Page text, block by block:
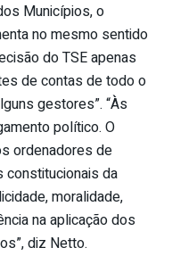
Municípios, o
no mesmo sentido
do TSE apenas
de contas de todo o
gestores”. “Às
político. O
ordenadores de
da
moralidade,
na aplicação dos
diz Netto.